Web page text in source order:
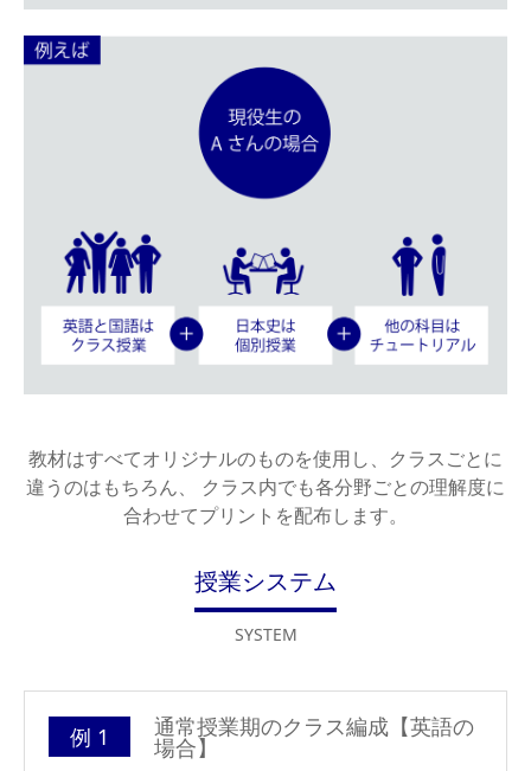
教材はすべてオリジナルのものを使用し、クラスごとに
違うのはもちろん、 クラス内でも各分野ごとの理解度に
合わせてプリントを配布します。
授業システム
SYSTEM
例 1 通常授業期のクラス編成【英語の
場合】